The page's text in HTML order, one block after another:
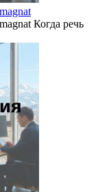
Когда речь